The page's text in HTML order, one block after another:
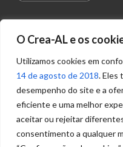
O Crea-AL e os
Utilizamos cookies em
14 de agosto de 2018. Eles
desempenho do site e a
eficiente e uma melhor
aceitar ou rejeitar
consentimento a qualquer
Transparência
Portal
Acesso à
Informação
Política de
Privacidade de